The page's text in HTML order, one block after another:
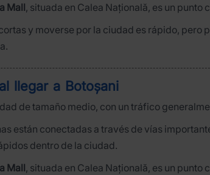
Mall, situada en Calea Națională, es un
y moverse por la ciudad es rápido,
llegar a Botoșani
de tamaño medio, con un tráfico
están conectadas a través de vías
dentro de la ciudad.
Mall, situada en Calea Națională, es un